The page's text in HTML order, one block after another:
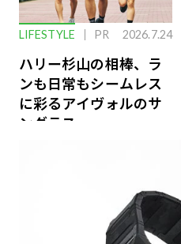
LIFESTYLE PR 2026.7.24
ハリー杉山の相棒、ラ
ンも日常もシームレス
に彩るアイヴォルのサ
ングラス